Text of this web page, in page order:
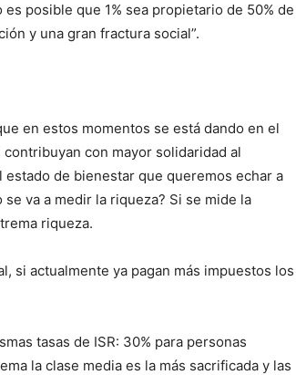
posible que 1% sea propietario de 50% de
y una gran fractura social”.
en estos momentos se está dando en el
con mayor solidaridad al
de bienestar que queremos echar a
va a medir la riqueza? Si se mide la
riqueza.
si actualmente ya pagan más impuestos los
tasas de ISR: 30% para personas
la clase media es la más sacrificada y las